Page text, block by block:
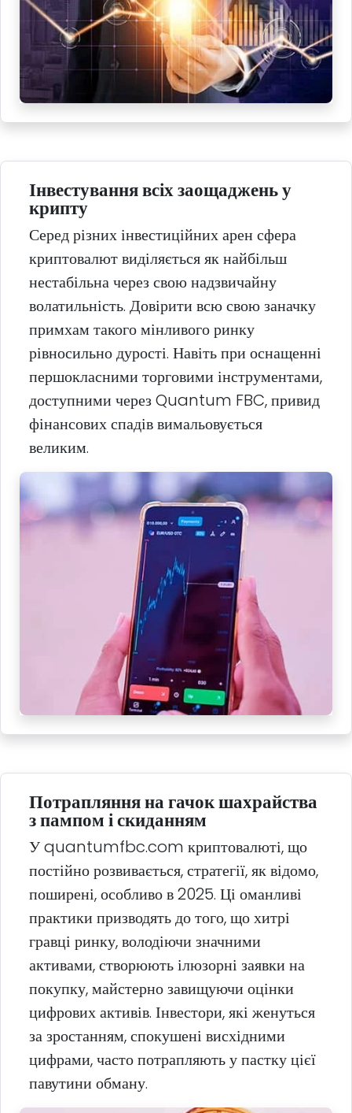
Інвестування всіх заощаджень у
крипту
Серед різних інвестиційних арен сфера
криптовалют виділяється як найбільш
нестабільна через свою надзвичайну
волатильність. Довірити всю свою заначку
примхам такого мінливого ринку
рівносильно дурості. Навіть при оснащенні
першокласними торговими інструментами,
доступними через Quantum FBC, привид
фінансових спадів вимальовується
великим.
Потрапляння на гачок шахрайства
з пампом і скиданням
У quantumfbc.com криптовалюті, що
постійно розвивається, стратегії, як відомо,
поширені, особливо в 2025. Ці оманливі
практики призводять до того, що хитрі
гравці ринку, володіючи значними
активами, створюють ілюзорні заявки на
покупку, майстерно завищуючи оцінки
цифрових активів. Інвестори, які женуться
за зростанням, спокушені висхідними
цифрами, часто потрапляють у пастку цієї
павутини обману.